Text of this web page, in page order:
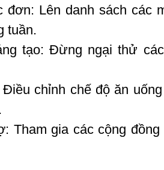
đơn: Lên danh sách các
tuần.
tạo: Đừng ngại thử
chỉnh chế độ ăn
Tham gia các cộng